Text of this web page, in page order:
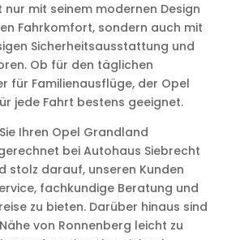
mit seinem modernen Design
Fahrkomfort, sondern auch mit
Sicherheitsausstattung und
Ob für den täglichen
für Familienausflüge, der Opel
jede Fahrt bestens geeignet.
Ihren Opel Grandland
bei Autohaus Siebrecht
stolz darauf, unseren Kunden
fachkundige Beratung und
zu bieten. Darüber hinaus sind
von Ronnenberg leicht zu